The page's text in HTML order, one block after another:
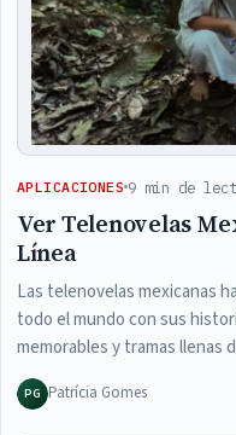
APLICACIONES 9 min de
Ver Telenovelas
Línea
Las telenovelas mexicanas
todo el mundo con sus
memorables y tramas llenas
PG Patrícia Gomes